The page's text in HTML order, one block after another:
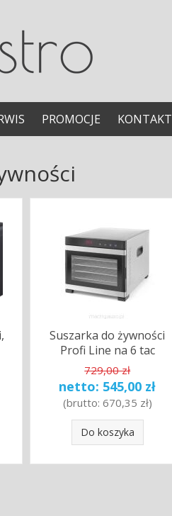
PROMOCJE KONTAKT
Suszarka do żywności
Profi Line na 6 tac
729,00 zł
netto: 545,00 zł
(brutto: 670,35 zł)
Do koszyka